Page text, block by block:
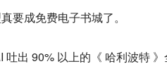
要成免费电子书城了。
吐出 90% 以上的《 哈利波特